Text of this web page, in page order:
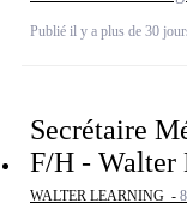
Publié il y a plus de 30
Secrétaire
F/H - Walter
WALTER LEARNING -